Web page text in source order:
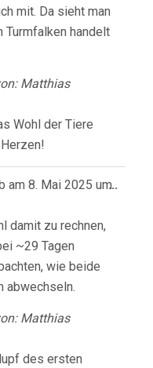
mit. Da sieht man
Turmfalken handelt
Matthias
Wohl der Tiere
am 8. Mai 2025 um
damit zu rechnen,
~29 Tagen
wie beide
abwechseln.
Matthias
des ersten
...